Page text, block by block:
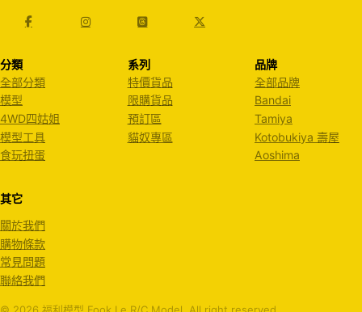
分類
全部分類
模型
4WD四姑姐
模型工具
食玩扭蛋
系列
特價貨品
限購貨品
預訂區
貓奴專區
品牌
全部品牌
Bandai
Tamiya
Kotobukiya 壽屋
Aoshima
其它
關於我們
購物條款
常見問題
聯絡我們